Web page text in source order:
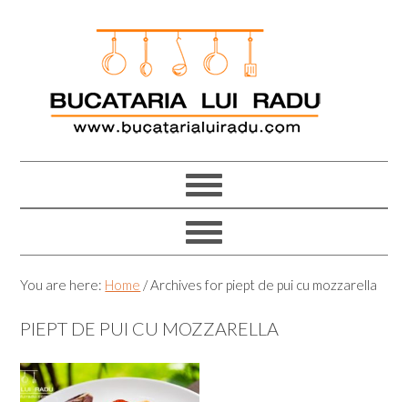
You are here: Home /Archives for piept de pui cu mozzarella
PIEPT DE PUI CU MOZZARELLA